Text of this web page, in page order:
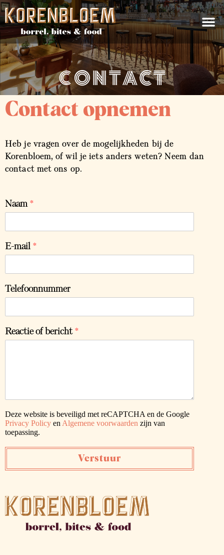
Contact
Contact opnemen
Heb je vragen over de mogelijkheden bij de
Korenbloem, of wil je iets anders weten? Neem dan
contact met ons op.
Naam*
E-mail*
Telefoonnummer
Reactie of bericht*
Deze website is beveiligd met reCAPTCHA en de Google
Privacy Policy en Algemene voorwaarden zijn van
toepassing.
Verstuur